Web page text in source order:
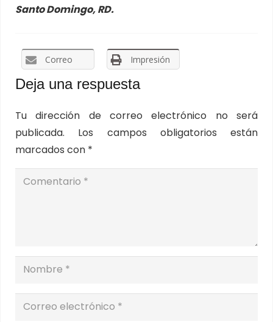
Santo Domingo, RD.
Correo Impresión
Deja una respuesta
Tu dirección de correo electrónico no será
publicada.
Los campos obligatorios están
marcados con *